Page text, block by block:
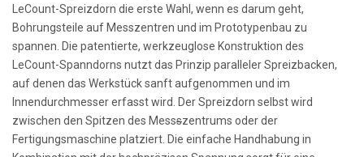
LeCount-Spreizdorn die erste Wahl, wenn es darum geht,
Bohrungsteile auf Messzentren und im Prototypenbau zu
spannen. Die patentierte, werkzeuglose Konstruktion des
LeCount-Spanndorns nutzt das Prinzip paralleler Spreizbacken,
auf denen das Werkstück sanft aufgenommen und im
Innendurchmesser erfasst wird. Der Spreizdorn selbst wird
zwischen den Spitzen des Messszentrums oder der
Fertigungsmaschine platziert. Die einfache Handhabung in